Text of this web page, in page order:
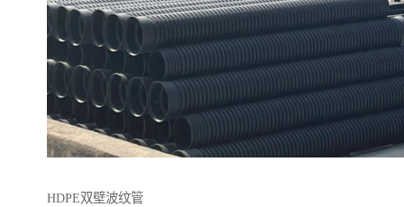
HDPE双壁波纹管